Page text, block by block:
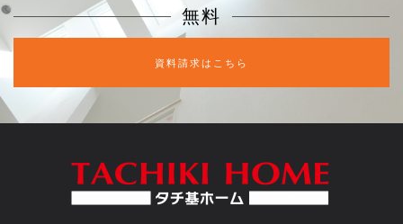
無料
資料請求はこちら